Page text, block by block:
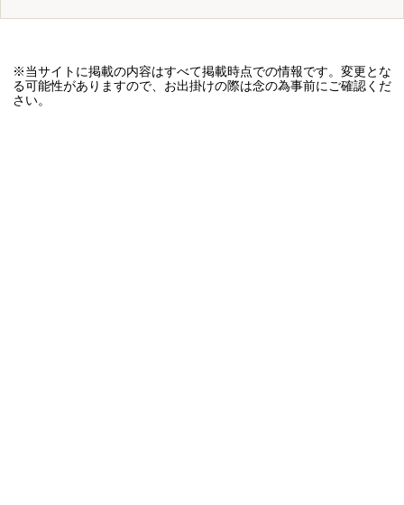
※当サイトに掲載の内容はすべて掲載時点での情報です。変更とな
る可能性がありますので、お出掛けの際は念の為事前にご確認くだ
さい。